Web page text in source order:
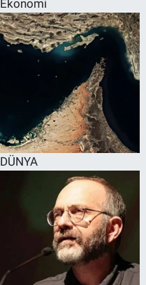
Ekonomi
DÜNYA
SPOR
RESMİ İLANLAR